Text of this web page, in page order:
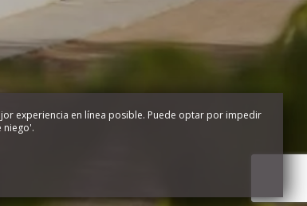
experiencia en línea posible. Puede optar por impedir
niego'.